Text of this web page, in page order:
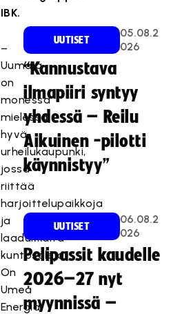
IBK.
–
Uumaja
on
monessa
mielessä
hyvä
urheilukaupunki,
jossa
riittää
harjoittelupaikkoja
ja
laadukkaita
kuntosaleja.
On
Umeå
Energia
UUTISET
05.08.2
026
“Kannustava
ilmapiiri syntyy
yhdessä – Reilu
Aikuinen -pilotti
käynnistyy”
UUTISET
06.08.2
026
Pelipassit kaudelle
2026–27 nyt
myynnissä –